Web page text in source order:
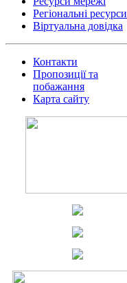
Регіональні ресурси
Віртуальна довідка
Контакти
Пропозиції та
побажання
Карта сайту